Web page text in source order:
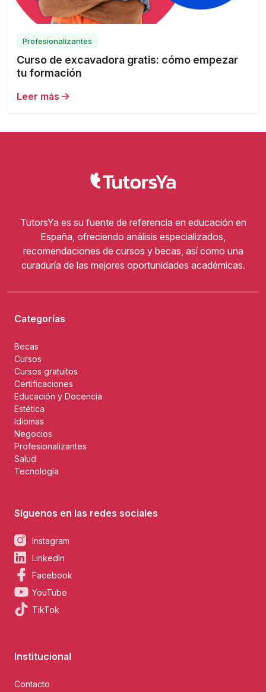
Profesionalizantes
Curso de excavadora gratis: cómo empezar
tu formación
Leer más
TutorsYa es su fuente de referencia en educación en
España, ofreciendo análisis especializados,
recomendaciones de cursos y becas, así como una
curaduría de las mejores oportunidades académicas.
Categorías
Becas
Cursos
Cursos gratuitos
Certificaciones
Educación y Docencia
Estética
Idiomas
Negocios
Profesionalizantes
Salud
Tecnología
Síguenos en las redes sociales
Instagram
LinkedIn
Facebook
YouTube
TikTok
Institucional
Contacto